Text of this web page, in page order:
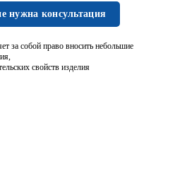
нужна консультация
за собой право вносить небольшие
свойств изделия